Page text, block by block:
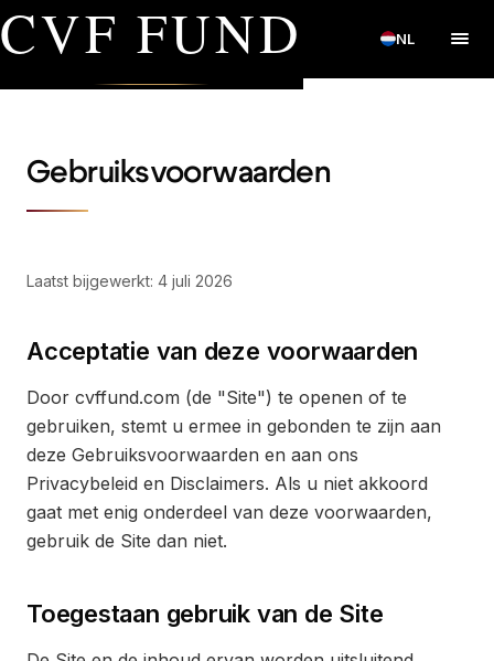
CVF FUND NL
Gebruiksvoorwaarden
Laatst bijgewerkt: 4 juli 2026
Acceptatie van deze voorwaarden
Door cvffund.com (de "Site") te openen of te
gebruiken, stemt u ermee in gebonden te zijn aan
deze Gebruiksvoorwaarden en aan ons
Privacybeleid en Disclaimers. Als u niet akkoord
gaat met enig onderdeel van deze voorwaarden,
gebruik de Site dan niet.
Toegestaan gebruik van de Site